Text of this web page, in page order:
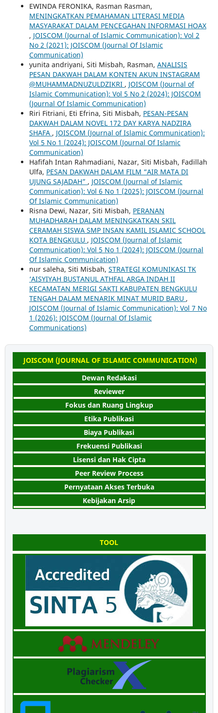
EWINDA FERONIKA, Rasman Rasman,
MENINGKATKAN PEMAHAMAN LITERASI MEDIA
MASYARAKAT DALAM PENCEGAHAN INFORMASI HOAX
, JOISCOM (Journal of Islamic Communication): Vol 2
No 2 (2021): JOISCOM (Journal Of Islamic
Communication)
yunita andriyani, Siti Misbah, Rasman, ANALISIS
PESAN DAKWAH DALAM KONTEN AKUN INSTAGRAM
@MUHAMMADNUZULDZIKRI , JOISCOM (Journal of
Islamic Communication): Vol 5 No 2 (2024): JOISCOM
(Journal Of Islamic Communication)
Riri Fitriani, Eti Efrina, Siti Misbah, PESAN-PESAN
DAKWAH DALAM NOVEL 172 DAY KARYA NADZIRA
SHAFA , JOISCOM (Journal of Islamic Communication):
Vol 5 No 1 (2024): JOISCOM (Journal Of Islamic
Communication)
Hafifah Intan Rahmadiani, Nazar, Siti Misbah, Fadillah
Ulfa, PESAN DAKWAH DALAM FILM “AIR MATA DI
UJUNG SAJADAH” , JOISCOM (Journal of Islamic
Communication): Vol 6 No 1 (2025): JOISCOM (Journal
Of Islamic Communication)
Risna Dewi, Nazar, Siti Misbah, PERANAN
MUHADHARAH DALAM MENINGKATKAN SKIL
CERAMAH SISWA SMP INSAN KAMIL ISLAMIC SCHOOL
KOTA BENGKULU , JOISCOM (Journal of Islamic
Communication): Vol 5 No 1 (2024): JOISCOM (Journal
Of Islamic Communication)
nur saleha, Siti Misbah, STRATEGI KOMUNIKASI TK
‘AISYIYAH BUSTANUL ATHFAL ARGA INDAH II
KECAMATAN MERIGI SAKTI KABUPATEN BENGKULU
TENGAH DALAM MENARIK MINAT MURID BARU ,
JOISCOM (Journal of Islamic Communication): Vol 7 No
1 (2026): JOISCOM (Journal Of Islamic
Communications)
JOISCOM (JOURNAL OF ISLAMIC COMMUNICATION)
Dewan Redakasi
Reviewer
Fokus dan Ruang Lingkup
Etika Publikasi
Biaya Publikasi
Frekuensi Publikasi
Lisensi dan Hak Cipta
Peer Review Process
Pernyataan Akses Terbuka
Kebijakan Arsip
TOOL